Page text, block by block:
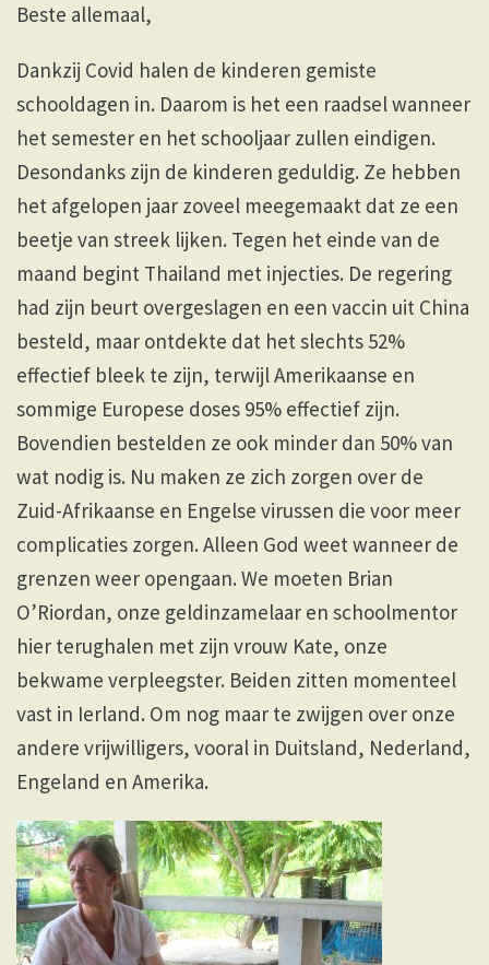
Beste allemaal,
Dankzij Covid halen de kinderen gemiste
schooldagen in. Daarom is het een raadsel wanneer
het semester en het schooljaar zullen eindigen.
Desondanks zijn de kinderen geduldig. Ze hebben
het afgelopen jaar zoveel meegemaakt dat ze een
beetje van streek lijken. Tegen het einde van de
maand begint Thailand met injecties. De regering
had zijn beurt overgeslagen en een vaccin uit China
besteld, maar ontdekte dat het slechts 52%
effectief bleek te zijn, terwijl Amerikaanse en
sommige Europese doses 95% effectief zijn.
Bovendien bestelden ze ook minder dan 50% van
wat nodig is. Nu maken ze zich zorgen over de
Zuid-Afrikaanse en Engelse virussen die voor meer
complicaties zorgen. Alleen God weet wanneer de
grenzen weer opengaan. We moeten Brian
O’Riordan, onze geldinzamelaar en schoolmentor
hier terughalen met zijn vrouw Kate, onze
bekwame verpleegster. Beiden zitten momenteel
vast in Ierland. Om nog maar te zwijgen over onze
andere vrijwilligers, vooral in Duitsland, Nederland,
Engeland en Amerika.